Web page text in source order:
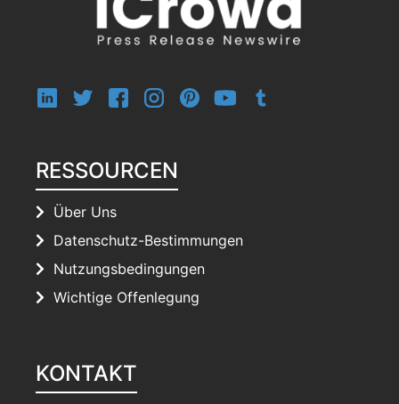
RESSOURCEN
Über Uns
Datenschutz-Bestimmungen
Nutzungsbedingungen
Wichtige Offenlegung
KONTAKT